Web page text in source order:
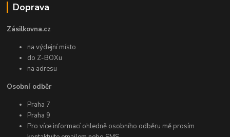
Doprava
Zásilkovna.cz
na výdejní místo
do Z-BOXu
na adresu
Osobní odběr
Praha 7
Praha 9
Pro více informací ohledně osobního odběru mě prosím